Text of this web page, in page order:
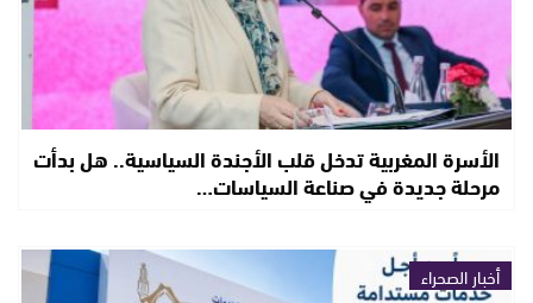
الأسرة المغربية تدخل قلب الأجندة السياسية.. هل بدأت
مرحلة جديدة في صناعة السياسات…
أخبار الصحراء